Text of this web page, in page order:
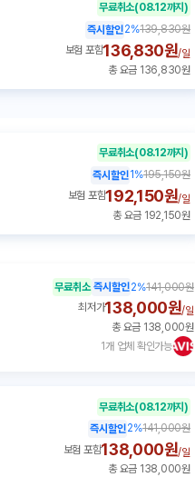
무료취소(08.12까지)
즉시할인2%139,830원
보험 포함136,830원/일
총 요금 136,830원
무료취소(08.12까지)
즉시할인1%195,150원
보험 포함192,150원/일
총 요금 192,150원
1개 업체 확인가능
무료취소 즉시할인2%141,000원
최저가138,000원/일
총 요금 138,000원
무료취소(08.12까지)
즉시할인2%141,000원
보험 포함138,000원/일
총 요금 138,000원